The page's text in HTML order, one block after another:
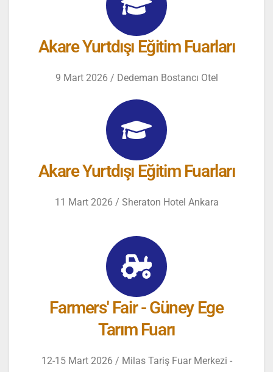
Akare Yurtdışı Eğitim Fuarları
9 Mart 2026 / Dedeman Bostancı Otel
Akare Yurtdışı Eğitim Fuarları
11 Mart 2026 / Sheraton Hotel Ankara
Farmers' Fair - Güney Ege
Tarım Fuarı
12-15 Mart 2026 / Milas Tariş Fuar Merkezi -